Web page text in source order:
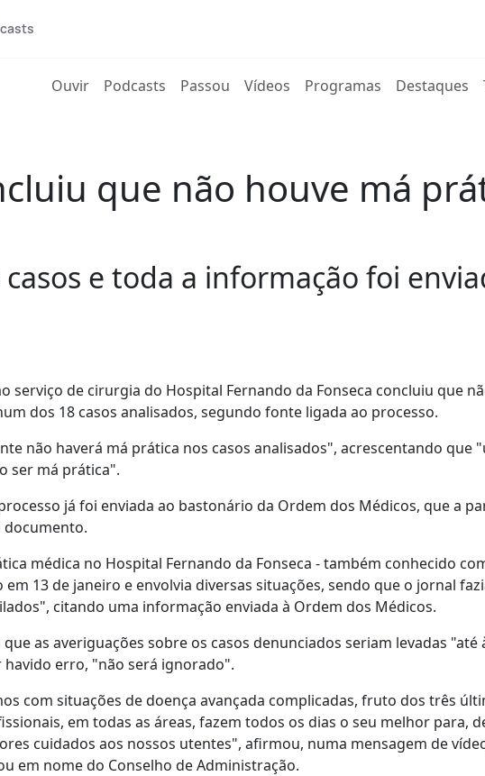
Ouvir(current)
Podcasts Passou Vídeos Programas Destaques
que não houve má
e toda a informação foi
serviço de cirurgia do Hospital Fernando da Fonseca concluiu que
dos 18 casos analisados, segundo fonte ligada ao processo.
não haverá má prática nos casos analisados", acrescentando que
ser má prática".
já foi enviada ao bastonário da Ordem dos Médicos, que a
médica no Hospital Fernando da Fonseca - também conhecido
13 de janeiro e envolvia diversas situações, sendo que o jornal
citando uma informação enviada à Ordem dos Médicos.
as averiguações sobre os casos denunciados seriam levadas "até
erro, "não será ignorado".
com situações de doença avançada complicadas, fruto dos três
em todas as áreas, fazem todos os dias o seu melhor para,
cuidados aos nossos utentes", afirmou, numa mensagem de
em nome do Conselho de Administração.